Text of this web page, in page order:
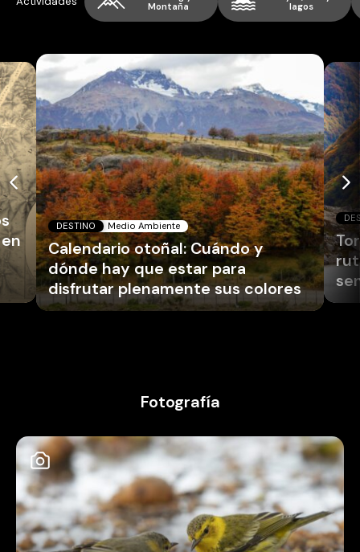
Montaña
lagos
DESTINO Medio Ambiente
Calendario otoñal: Cuándo y
dónde hay que estar para
disfrutar plenamente sus colores
Fotografía